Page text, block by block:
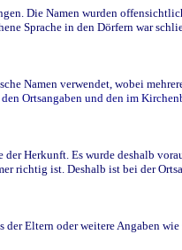
Die Namen wurden
Sprache in den Dörfern war
Namen verwendet, wobei
Ortsangaben und den im
Herkunft. Es wurde deshalb
richtig ist. Deshalb ist bei der
Eltern oder weitere Angaben